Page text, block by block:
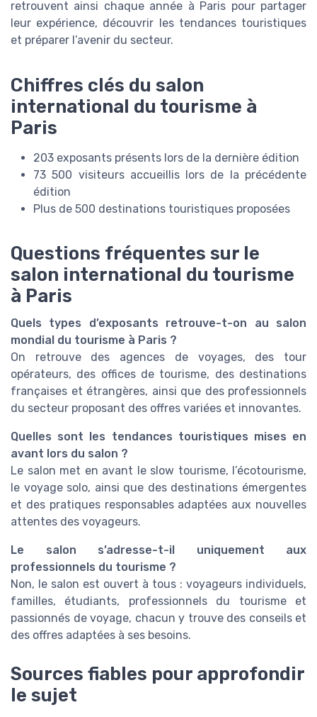
retrouvent ainsi chaque année à Paris pour partager
leur expérience, découvrir les tendances touristiques
et préparer l’avenir du secteur.
Chiffres clés du salon
international du tourisme à
Paris
203 exposants présents lors de la dernière édition
73 500 visiteurs accueillis lors de la précédente
édition
Plus de 500 destinations touristiques proposées
Questions fréquentes sur le
salon international du tourisme
à Paris
Quels types d’exposants retrouve-t-on au salon
mondial du tourisme à Paris ?
On retrouve des agences de voyages, des tour
opérateurs, des offices de tourisme, des destinations
françaises et étrangères, ainsi que des professionnels
du secteur proposant des offres variées et innovantes.
Quelles sont les tendances touristiques mises en
avant lors du salon ?
Le salon met en avant le slow tourisme, l’écotourisme,
le voyage solo, ainsi que des destinations émergentes
et des pratiques responsables adaptées aux nouvelles
attentes des voyageurs.
Le salon s’adresse-t-il uniquement aux
professionnels du tourisme ?
Non, le salon est ouvert à tous : voyageurs individuels,
familles, étudiants, professionnels du tourisme et
passionnés de voyage, chacun y trouve des conseils et
des offres adaptées à ses besoins.
Sources fiables pour approfondir
le sujet